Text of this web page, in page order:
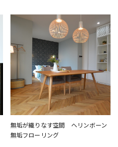
無垢が織りなす空間 ヘリンボーン
無垢フローリング